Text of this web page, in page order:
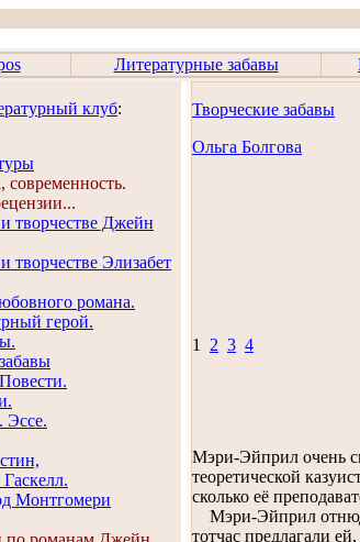
Литературные забавы
клуб:
современность.
творчестве Джейн
творчестве Элизабет
романа.
герой.
Эссe.
Монтгомери
Творческие забавы
Ольга Болгова
1 2 3 4
Мэри-Эйприл очень
теоретической
сколько её
Мэри-Эйприл
тотчас предлагали